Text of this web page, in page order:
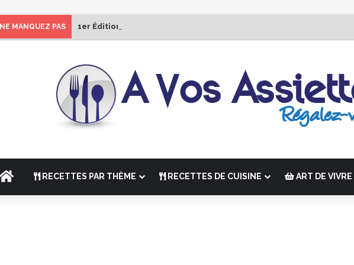
NE MANQUEZ PAS 1er Édition de “La Semaine des Chefs” du 19 au 24 octobre 2026
ACCUEILRECETTES PAR THÈME RECETTES DE CUISINE ART DE VIVRE